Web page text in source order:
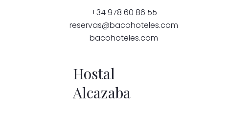
+34 978 60 86 55
reservas@bacohoteles.com
bacohoteles.com
Hostal
Alcazaba